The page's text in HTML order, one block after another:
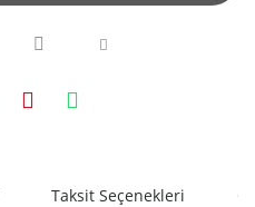
Taksit Seçenekleri